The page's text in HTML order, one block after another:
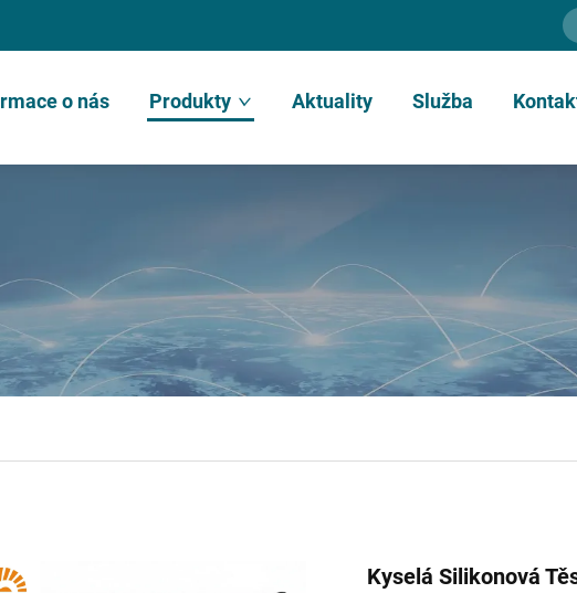
o nás Produkty Aktuality Služba
Kyselá Silikonová